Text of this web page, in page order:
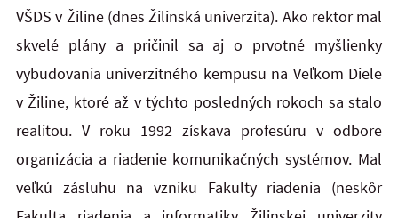
VŠDS v Žiline (dnes Žilinská univerzita). Ako rektor mal
skvelé plány a pričinil sa aj o prvotné myšlienky
vybudovania univerzitného kempusu na Veľkom Diele
v Žiline, ktoré až v týchto posledných rokoch sa stalo
realitou. V roku 1992 získava profesúru v odbore
organizácia a riadenie komunikačných systémov. Mal
veľkú zásluhu na vzniku Fakulty riadenia (neskôr